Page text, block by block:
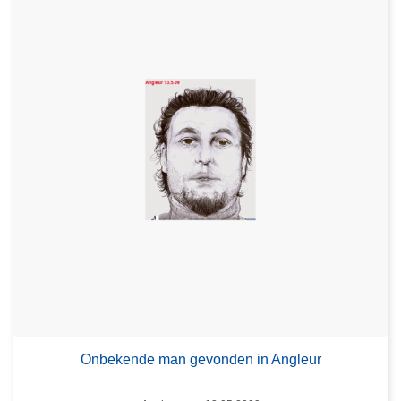
Onbekende man gevonden in Angleur